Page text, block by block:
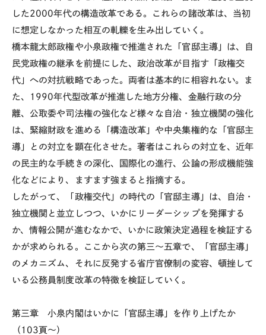
した2000年代の構造改革である。これらの諸改革は、当初
に想定しなかった相互の軋轢を生み出していく。
橋本龍太郎政権や小泉政権で推進された「官邸主導」は、自
民党政権の継承を前提にした、政治改革が目指す「政権交
代」への対抗戦略であった。両者は基本的に相容れない。ま
た、1990年代型改革が推進した地方分権、金融行政の分
離、公取委や司法権の強化など様々な自治・独立機関の強化
は、緊縮財政を進める「構造改革」や中央集権的な「官邸主
導」との対立を顕在化させた。著者はこれらの対立を、近年
の民主的な手続きの深化、国際化の進行、公論の形成機能強
化などにより、ますます強まると指摘する。
したがって、「政権交代」の時代の「官邸主導」は、自治・
独立機関と並立しつつ、いかにリーダーシップを発揮する
か、情報公開が進むなかで、いかに政策決定過程を検証する
かが求められる。ここから次の第三～五章で、「官邸主導」
のメカニズム、それに反発する省庁官僚制の変容、頓挫して
いる公務員制度改革の特徴を検証していく。
第三章 小泉内閣はいかに「官邸主導」を作り上げたか
（103頁～）